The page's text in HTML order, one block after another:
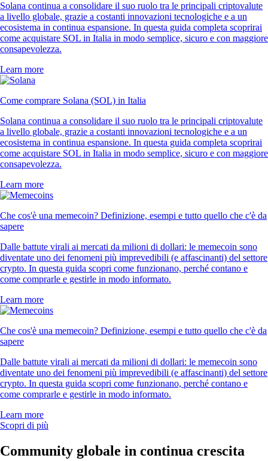
Solana continua a consolidare il suo ruolo tra le principali criptovalute
a livello globale, grazie a costanti innovazioni tecnologiche e a un
ecosistema in continua espansione. In questa guida completa scoprirai
come acquistare SOL in Italia in modo semplice, sicuro e con maggiore
consapevolezza.
Learn more
Come comprare Solana (SOL) in Italia
Solana continua a consolidare il suo ruolo tra le principali criptovalute
a livello globale, grazie a costanti innovazioni tecnologiche e a un
ecosistema in continua espansione. In questa guida completa scoprirai
come acquistare SOL in Italia in modo semplice, sicuro e con maggiore
consapevolezza.
Learn more
Che cos'è una memecoin? Definizione, esempi e tutto quello che c'è da
sapere
Dalle battute virali ai mercati da milioni di dollari: le memecoin sono
diventate uno dei fenomeni più imprevedibili (e affascinanti) del settore
crypto. In questa guida scopri come funzionano, perché contano e
come comprarle e gestirle in modo informato.
Learn more
Che cos'è una memecoin? Definizione, esempi e tutto quello che c'è da
sapere
Dalle battute virali ai mercati da milioni di dollari: le memecoin sono
diventate uno dei fenomeni più imprevedibili (e affascinanti) del settore
crypto. In questa guida scopri come funzionano, perché contano e
come comprarle e gestirle in modo informato.
Learn more
Scopri di più
Community globale in continua crescita